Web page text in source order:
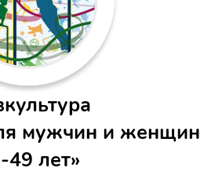
мужчин и женщин
49 лет»